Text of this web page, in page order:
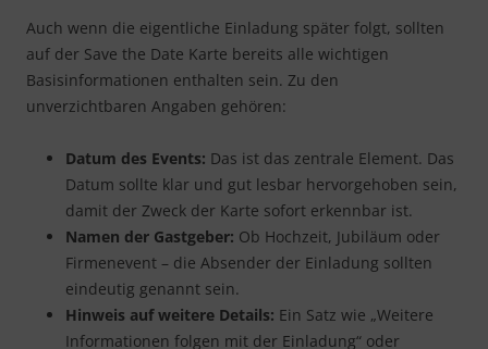
Auch wenn die eigentliche Einladung später folgt, sollten
auf der Save the Date Karte bereits alle wichtigen
Basisinformationen enthalten sein. Zu den
unverzichtbaren Angaben gehören:
Datum des Events: Das ist das zentrale Element. Das
Datum sollte klar und gut lesbar hervorgehoben sein,
damit der Zweck der Karte sofort erkennbar ist.
Namen der Gastgeber: Ob Hochzeit, Jubiläum oder
Firmenevent – die Absender der Einladung sollten
eindeutig genannt sein.
Hinweis auf weitere Details: Ein Satz wie „Weitere
Informationen folgen mit der Einladung“ oder